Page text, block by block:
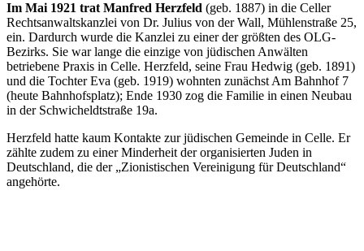
Im Mai 1921 trat Manfred Herzfeld (geb. 1887) in die Celler
Rechtsanwaltskanzlei von Dr. Julius von der Wall, Mühlenstraße 25,
ein. Dardurch wurde die Kanzlei zu einer der größten des OLG-
Bezirks. Sie war lange die einzige von jüdischen Anwälten
betriebene Praxis in Celle. Herzfeld, seine Frau Hedwig (geb. 1891)
und die Tochter Eva (geb. 1919) wohnten zunächst Am Bahnhof 7
(heute Bahnhofsplatz); Ende 1930 zog die Familie in einen Neubau
in der Schwicheldtstraße 19a.
Herzfeld hatte kaum Kontakte zur jüdischen Gemeinde in Celle. Er
zählte zudem zu einer Minderheit der organisierten Juden in
Deutschland, die der „Zionistischen Vereinigung für Deutschland“
angehörte.